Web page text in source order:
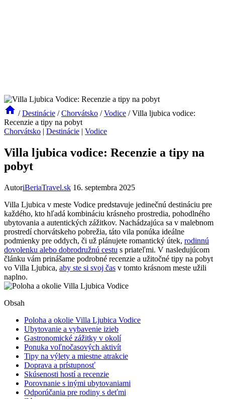
/ Destinácie / Chorvátsko / Vodice / Villa ljubica vodice:
Recenzie a tipy na pobyt
Chorvátsko | Destinácie | Vodice
Villa ljubica vodice: Recenzie a tipy na
pobyt
AutoriBeriaTravel.sk 16. septembra 2025
Villa Ljubica v meste Vodice predstavuje jedinečnú destináciu pre
každého, kto hľadá kombináciu krásneho prostredia, pohodlného
ubytovania a autentických zážitkov. Nachádzajúca sa v malebnom
prostredí chorvátskeho pobrežia, táto vila ponúka ideálne
podmienky pre oddych, či už plánujete romantický útek, rodinnú
dovolenku alebo dobrodružnú cestu s priateľmi. V nasledujúcom
článku vám prinášame podrobné recenzie a užitočné tipy na pobyt
vo Villa Ljubica, aby ste si svoj čas v tomto krásnom meste užili
naplno.
Obsah
Poloha a okolie Villa Ljubica Vodice
Ubytovanie a vybavenie izieb
Gastronomické zážitky v okolí
Ponuka voľnočasových aktivít
Tipy na výlety a miestne atrakcie
Doprava a prístupnosť
Skúsenosti hostí a recenzie
Porovnanie s inými ubytovaniami
Odporúčania pre rodiny s deťmi